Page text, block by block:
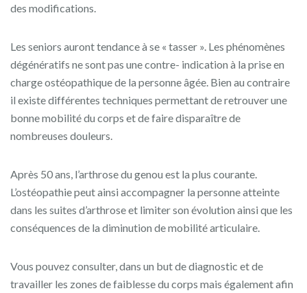
des modifications.
Les seniors auront tendance à se « tasser ». Les phénomènes
dégénératifs ne sont pas une contre- indication à la prise en
charge ostéopathique de la personne âgée. Bien au contraire
il existe différentes techniques permettant de retrouver une
bonne mobilité du corps et de faire disparaître de
nombreuses douleurs.
Après 50 ans, l’arthrose du genou est la plus courante.
L’ostéopathie peut ainsi accompagner la personne atteinte
dans les suites d’arthrose et limiter son évolution ainsi que les
conséquences de la diminution de mobilité articulaire.
Vous pouvez consulter, dans un but de diagnostic et de
travailler les zones de faiblesse du corps mais également afin